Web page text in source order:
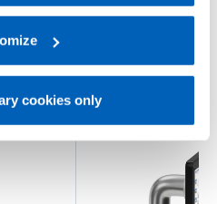
data, at the following
.
cookies only